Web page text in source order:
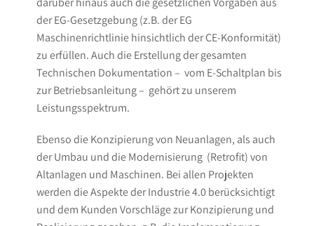
der EG-Gesetzgebung (z.B. der EG
Maschinenrichtlinie hinsichtlich der CE-Konformität)
zu erfüllen. Auch die Erstellung der gesamten
Technischen Dokumentation – vom E-Schaltplan bis
zur Betriebsanleitung – gehört zu unserem
Leistungsspektrum.
Ebenso die Konzipierung von Neuanlagen, als auch
der Umbau und die Modernisierung (Retrofit) von
Altanlagen und Maschinen. Bei allen Projekten
werden die Aspekte der Industrie 4.0 berücksichtigt
und dem Kunden Vorschläge zur Konzipierung und